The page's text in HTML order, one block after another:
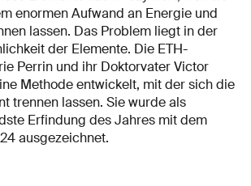
enormen Aufwand an Energie und
lassen. Das Problem liegt in der
der Elemente. Die ETH-
Perrin und ihr Doktorvater Victor
Methode entwickelt, mit der sich die
trennen lassen. Sie wurde als
Erfindung des Jahres mit dem
ausgezeichnet.